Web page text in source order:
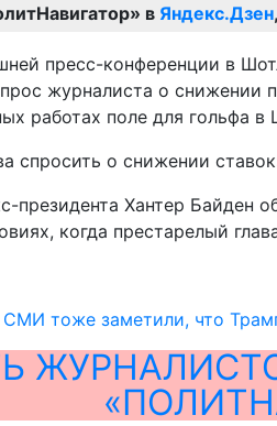
в Яндекс.Дзен,
журналиста о
работах поле для гольфа в
спросить о снижении
президента Хантер Байден
когда престарелый
СМИ тоже заметили, что